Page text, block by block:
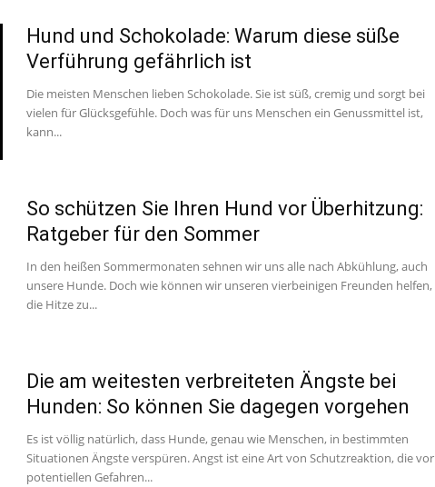
Hund und Schokolade: Warum diese süße
Verführung gefährlich ist
Die meisten Menschen lieben Schokolade. Sie ist süß, cremig und sorgt bei
vielen für Glücksgefühle. Doch was für uns Menschen ein Genussmittel ist,
kann...
So schützen Sie Ihren Hund vor Überhitzung:
Ratgeber für den Sommer
In den heißen Sommermonaten sehnen wir uns alle nach Abkühlung, auch
unsere Hunde. Doch wie können wir unseren vierbeinigen Freunden helfen,
die Hitze zu...
Die am weitesten verbreiteten Ängste bei
Hunden: So können Sie dagegen vorgehen
Es ist völlig natürlich, dass Hunde, genau wie Menschen, in bestimmten
Situationen Ängste verspüren. Angst ist eine Art von Schutzreaktion, die vor
potentiellen Gefahren...